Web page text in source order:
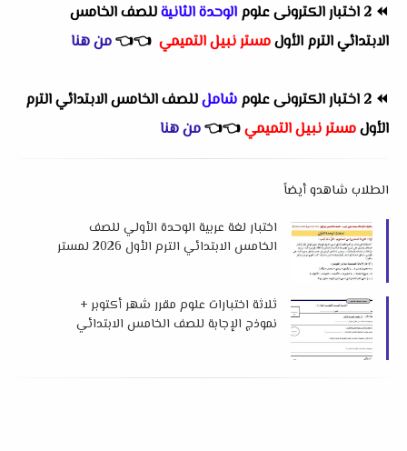
⏪ 2 اختبار الكترونى علوم الوحدة الثانيةللصف الخامس
الابتدائي الترم الأولمستر نبيل التميمي 👈
👈من هنا
⏪ 2 اختبار الكترونى علوم شاملللصف الخامس الابتدائي الترم
الأولمستر نبيل التميمي👈
👈من هنا
الطلاب شاهدو أيضاً
اختبار لغة عربية الوحدة الأولي للصف
الخامس الابتدائي الترم الأول 2026 لمستر
ثلاثة اختبارات علوم مقرر شهر أكتوبر +
نموذج الإجابة للصف الخامس الابتدائي